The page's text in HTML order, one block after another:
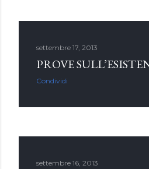
settembre 17, 2013
PROVE
Condividi
settembre 16, 2013